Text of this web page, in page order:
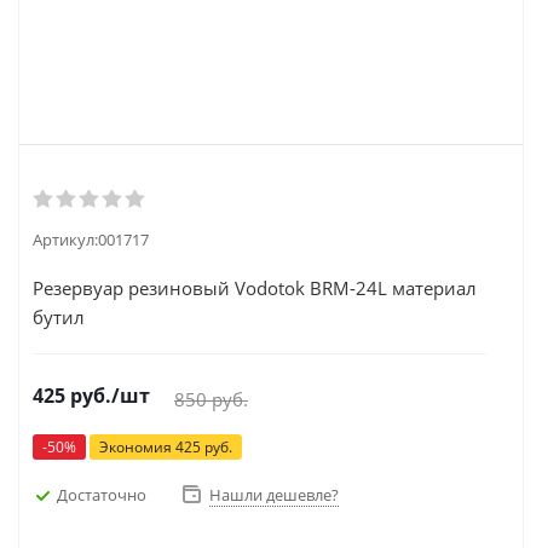
Артикул:001717
Резервуар резиновый Vodotok ВRM-24L материал
бутил
425 руб./шт 850руб.
-50% Экономия 425 руб.
Достаточно Нашли дешевле?